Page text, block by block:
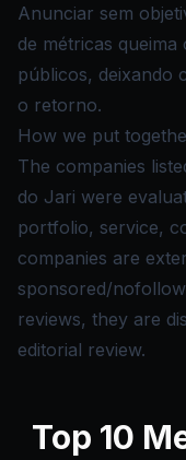
Anunciar sem
de métricas
públicos, deixando
o retorno.
How we put
The companies
do Jari were
portfolio, service,
companies are
sponsored/
reviews, they are
editorial review.
Top 10